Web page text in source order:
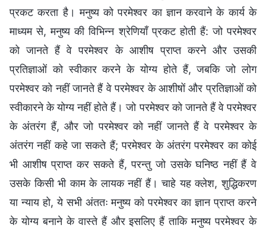
प्रकट करता है। मनुष्य को परमेश्वर का ज्ञान करवाने के कार्य के
माध्यम से, मनुष्य की विभिन्न श्रेणियाँ प्रकट होती हैं: जो परमेश्वर
को जानते हैं वे परमेश्वर के आशीष प्राप्त करने और उसकी
प्रतिज्ञाओं को स्वीकार करने के योग्य होते हैं, जबकि जो लोग
परमेश्वर को नहीं जानते हैं वे परमेश्वर के आशीषों और प्रतिज्ञाओं को
स्वीकारने के योग्य नहीं होते हैं। जो परमेश्वर को जानते हैं वे परमेश्वर
के अंतरंग हैं, और जो परमेश्वर को नहीं जानते हैं वे परमेश्वर के
अंतरंग नहीं कहे जा सकते हैं; परमेश्वर के अंतरंग परमेश्वर का कोई
भी आशीष प्राप्त कर सकते हैं, परन्तु जो उसके घनिष्ठ नहीं हैं वे
उसके किसी भी काम के लायक नहीं हैं। चाहे यह क्लेश, शुद्धिकरण
या न्याय हो, ये सभी अंततः मनुष्य को परमेश्वर का ज्ञान प्राप्त करने
के योग्य बनाने के वास्ते हैं और इसलिए हैं ताकि मनुष्य परमेश्वर के